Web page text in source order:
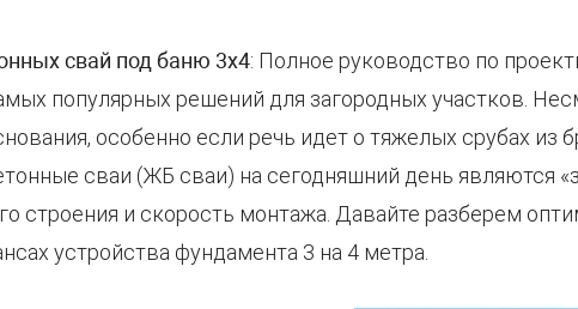
свай под баню 3х4: Полное руководство по
популярных решений для загородных участков.
особенно если речь идет о тяжелых срубах из
сваи (ЖБ сваи) на сегодняшний день являются
строения и скорость монтажа. Давайте разберем
устройства фундамента 3 на 4 метра.